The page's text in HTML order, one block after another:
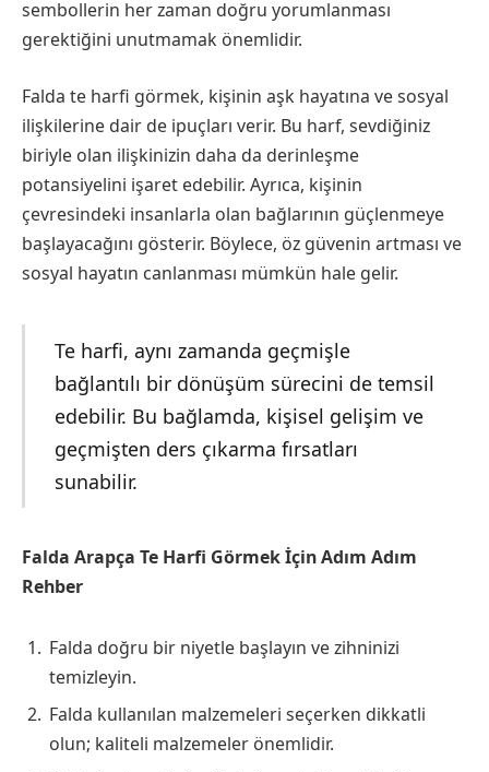
sembollerin her zaman doğru yorumlanması
gerektiğini unutmamak önemlidir.
Falda te harfi görmek, kişinin aşk hayatına ve sosyal
ilişkilerine dair de ipuçları verir. Bu harf, sevdiğiniz
biriyle olan ilişkinizin daha da derinleşme
potansiyelini işaret edebilir. Ayrıca, kişinin
çevresindeki insanlarla olan bağlarının güçlenmeye
başlayacağını gösterir. Böylece, öz güvenin artması ve
sosyal hayatın canlanması mümkün hale gelir.
Te harfi, aynı zamanda geçmişle
bağlantılı bir dönüşüm sürecini de temsil
edebilir. Bu bağlamda, kişisel gelişim ve
geçmişten ders çıkarma fırsatları
sunabilir.
Falda Arapça Te Harfi Görmek İçin Adım Adım
Rehber
Falda doğru bir niyetle başlayın ve zihninizi
temizleyin.
Falda kullanılan malzemeleri seçerken dikkatli
olun; kaliteli malzemeler önemlidir.